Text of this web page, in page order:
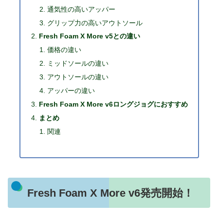
通気性の高いアッパー
グリップ力の高いアウトソール
Fresh Foam X More v5との違い
価格の違い
ミッドソールの違い
アウトソールの違い
アッパーの違い
Fresh Foam X More v6ロングジョグにおすすめ
まとめ
関連
Fresh Foam X More v6発売開始！